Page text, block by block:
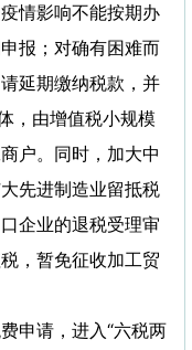
情影响不能按期办
报；对确有困难而
延期缴纳税款，并
，由增值税小规模
户。同时，加大中
先进制造业留抵税
企业的退税受理审
，暂免征收加工贸
申请，进入“六税两